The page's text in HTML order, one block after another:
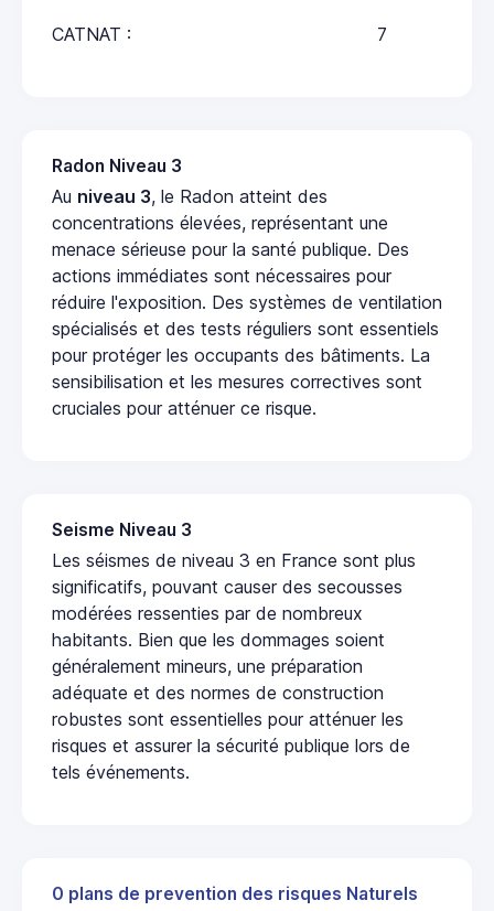
CATNAT : 7
Radon Niveau 3
Au niveau 3, le Radon atteint des
concentrations élevées, représentant une
menace sérieuse pour la santé publique. Des
actions immédiates sont nécessaires pour
réduire l'exposition. Des systèmes de ventilation
spécialisés et des tests réguliers sont essentiels
pour protéger les occupants des bâtiments. La
sensibilisation et les mesures correctives sont
cruciales pour atténuer ce risque.
Seisme Niveau 3
Les séismes de niveau 3 en France sont plus
significatifs, pouvant causer des secousses
modérées ressenties par de nombreux
habitants. Bien que les dommages soient
généralement mineurs, une préparation
adéquate et des normes de construction
robustes sont essentielles pour atténuer les
risques et assurer la sécurité publique lors de
tels événements.
0 plans de prevention des risques Naturels